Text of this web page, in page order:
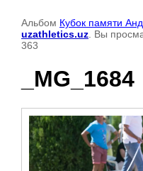
Альбом Кубок памяти
uzathletics.uz . Вы
363
_MG_1684